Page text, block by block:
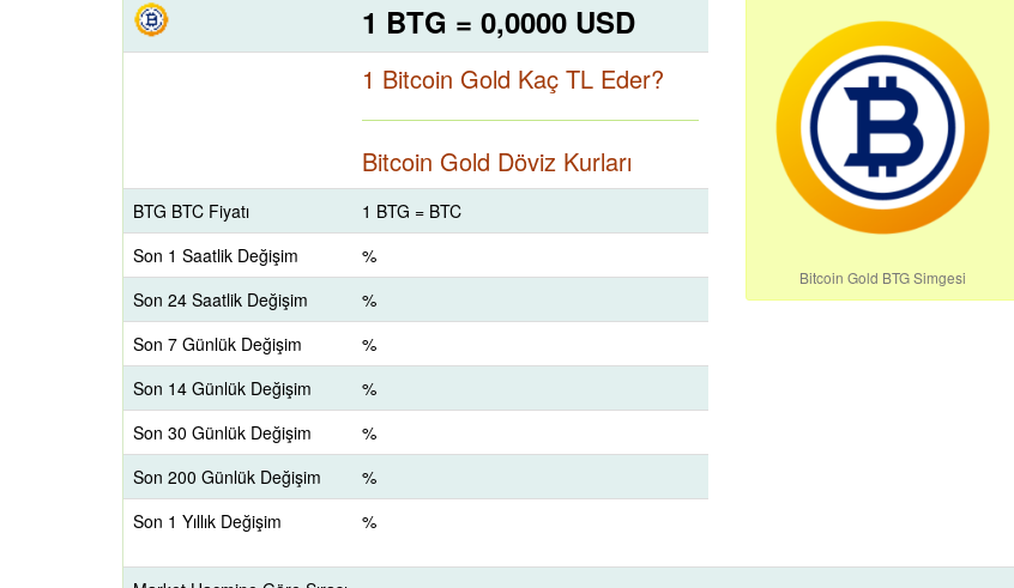
1 BTG = 0,0000 USD
1 Bitcoin Gold Kaç TL Eder?
Bitcoin Gold Döviz Kurları
BTG BTC Fiyatı
1 BTG = BTC
Son 1 Saatlik Değişim
%
Son 24 Saatlik Değişim
%
Son 7 Günlük Değişim
%
Son 14 Günlük Değişim
%
Son 30 Günlük Değişim
%
Son 200 Günlük Değişim
%
Son 1 Yıllık Değişim
%
Bitcoin Gold BTG Simgesi